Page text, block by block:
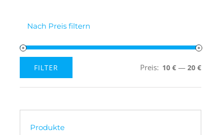
Nach Preis filtern
Preis
Preis
FILTER Preis: 10 € — 20 €
Produkte